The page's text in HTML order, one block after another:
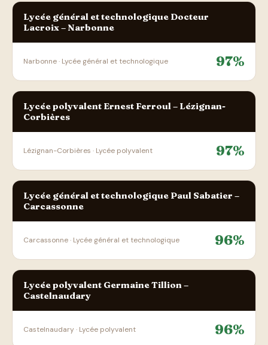
Lycée général et technologique Docteur
Lacroix – Narbonne
Narbonne · Lycée général et technologique 97%
Lycée polyvalent Ernest Ferroul – Lézignan-
Corbières
Lézignan-Corbières · Lycée polyvalent 97%
Lycée général et technologique Paul Sabatier –
Carcassonne
Carcassonne · Lycée général et technologique 96%
Lycée polyvalent Germaine Tillion –
Castelnaudary
Castelnaudary · Lycée polyvalent 96%